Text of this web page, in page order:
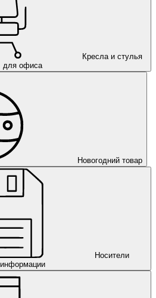
Кресла и стулья
для офиса
Новогодний товар
Носители
информации